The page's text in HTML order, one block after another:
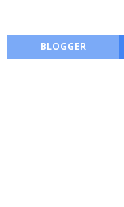
BLOGGER